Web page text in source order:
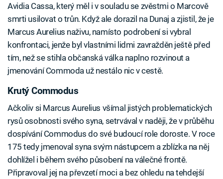
Avidia Cassa, který měl i v souladu se zvěstmi o Marcově
smrti usilovat o trůn. Když ale dorazil na Dunaj a zjistil, že je
Marcus Aurelius naživu, namísto podrobení si vybral
konfrontaci, jenže byl vlastními lidmi zavražděn ještě před
tím, než se stihla občanská válka naplno rozvinout a
jmenování Commoda už nestálo nic v cestě.
Krutý Commodus
Ačkoliv si Marcus Aurelius všímal jistých problematických
rysů osobnosti svého syna, setrvával v naději, že v průběhu
dospívání Commodus do své budoucí role doroste. V roce
175 tedy jmenoval syna svým nástupcem a zblízka na něj
dohlížel i během svého působení na válečné frontě.
Připravoval jej na převzetí moci a bez ohledu na tehdejší